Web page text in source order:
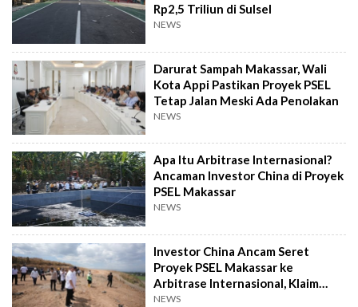
Rp2,5 Triliun di Sulsel
NEWS
Darurat Sampah Makassar, Wali
Kota Appi Pastikan Proyek PSEL
Tetap Jalan Meski Ada Penolakan
NEWS
Apa Itu Arbitrase Internasional?
Ancaman Investor China di Proyek
PSEL Makassar
NEWS
Investor China Ancam Seret
Proyek PSEL Makassar ke
Arbitrase Internasional, Klaim
Rugi Rp2,4 T
NEWS